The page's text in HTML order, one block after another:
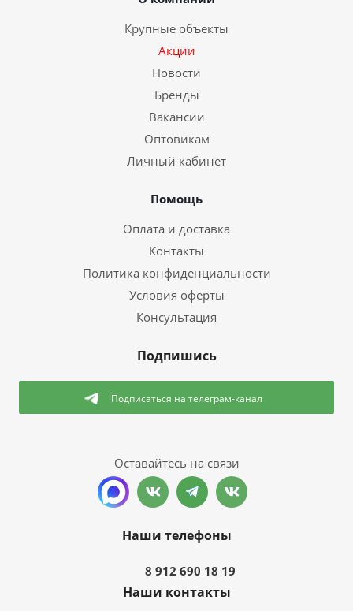
Крупные объекты
Акции
Новости
Бренды
Вакансии
Оптовикам
Личный кабинет
Помощь
Оплата и доставка
Контакты
Политика конфиденциальности
Условия оферты
Консультация
Подпишись
Подписаться на телеграм-канал
Оставайтесь на связи
Наши телефоны
8 912 690 18 19
Наши контакты